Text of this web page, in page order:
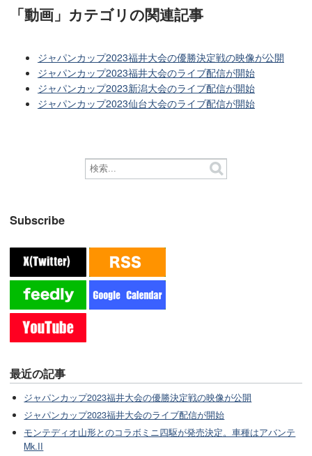
「動画」カテゴリの関連記事
ジャパンカップ2023福井大会の優勝決定戦の映像が公開
ジャパンカップ2023福井大会のライブ配信が開始
ジャパンカップ2023新潟大会のライブ配信が開始
ジャパンカップ2023仙台大会のライブ配信が開始
Subscribe
最近の記事
ジャパンカップ2023福井大会の優勝決定戦の映像が公開
ジャパンカップ2023福井大会のライブ配信が開始
モンテディオ山形とのコラボミニ四駆が発売決定。車種はアバンテ
Mk.II